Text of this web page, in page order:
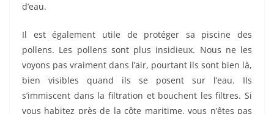
d’eau.
Il est également utile de protéger sa piscine des
pollens. Les pollens sont plus insidieux. Nous ne les
voyons pas vraiment dans l’air, pourtant ils sont bien là,
bien visibles quand ils se posent sur l’eau. Ils
s’immiscent dans la filtration et bouchent les filtres. Si
vous habitez près de la côte maritime, vous n’êtes pas